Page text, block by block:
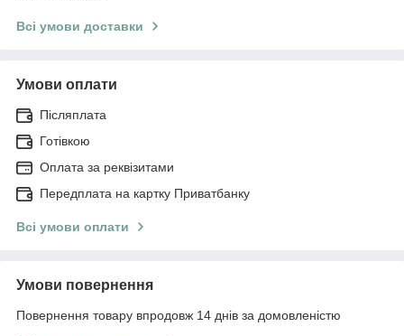
Всі умови доставки
Умови оплати
Післяплата
Готівкою
Оплата за реквізитами
Передплата на картку Приватбанку
Всі умови оплати
Умови повернення
Повернення товару впродовж 14 днів за домовленістю